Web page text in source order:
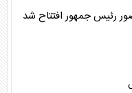
رئیس جمهور افتتاح شد